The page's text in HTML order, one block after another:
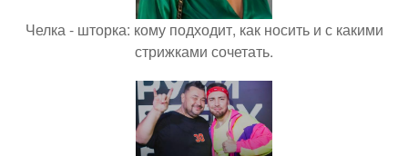
Челка - шторка: кому подходит, как носить и с какими
стрижками сочетать.